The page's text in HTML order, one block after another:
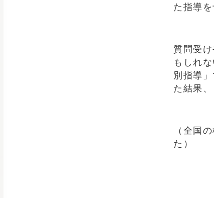
た指導を
質問受
もしれ
別指導
た結果
（全国
た）